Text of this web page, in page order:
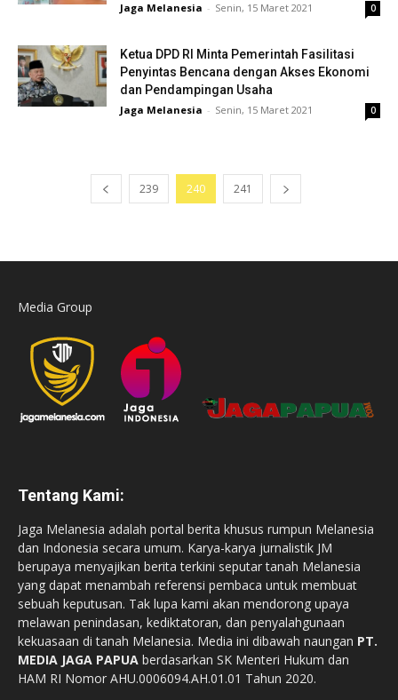
Jaga Melanesia - Senin, 15 Maret 2021 0
Ketua DPD RI Minta Pemerintah Fasilitasi
Penyintas Bencana dengan Akses Ekonomi
dan Pendampingan Usaha
Jaga Melanesia - Senin, 15 Maret 2021 0
239 240 241
Media Group
Tentang Kami:
Jaga Melanesia adalah portal berita khusus rumpun Melanesia
dan Indonesia secara umum. Karya-karya jurnalistik JM
berupaya menyajikan berita terkini seputar tanah Melanesia
yang dapat menambah referensi pembaca untuk membuat
sebuah keputusan. Tak lupa kami akan mendorong upaya
melawan penindasan, kediktatoran, dan penyalahgunaan
kekuasaan di tanah Melanesia. Media ini dibawah naungan PT.
MEDIA JAGA PAPUA berdasarkan SK Menteri Hukum dan
HAM RI Nomor AHU.0006094.AH.01.01 Tahun 2020.